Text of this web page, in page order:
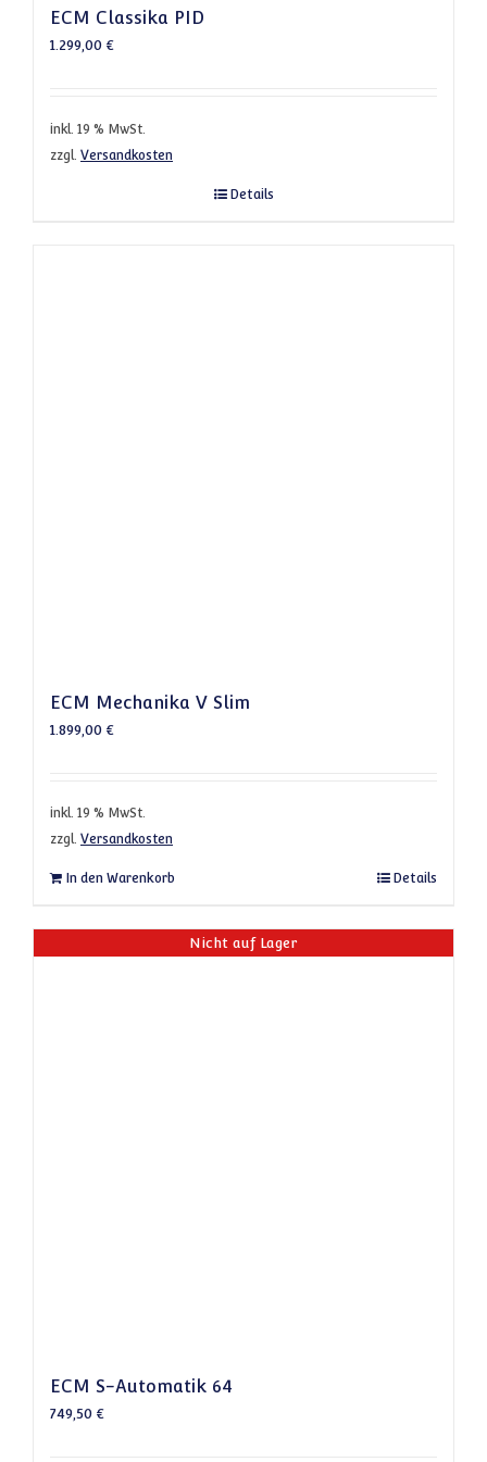
ECM Classika PID
1.299,00 €
inkl. 19 % MwSt.
zzgl. Versandkosten
Details
ECM Mechanika V Slim
1.899,00 €
inkl. 19 % MwSt.
zzgl. Versandkosten
In den Warenkorb Details
Nicht auf Lager
ECM S-Automatik 64
749,50 €